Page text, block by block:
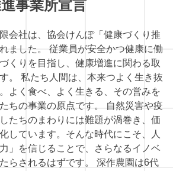
事業所宣言
会社は、協会けんぽ「健康づくり推
ました。 従業員が安全かつ健康に働
くりを目指し、健康増進に関わる取
。 私たち人間は、本来つよく生き抜
よく食べ、よく生きる、その営みを
ちの事業の原点です。 自然災害や疫
たちのまわりには難題が渦巻き、価
しています。そんな時代にこそ、人
」を信じることで、さらなるイノベ
らされるはずです。 深作農園は6代